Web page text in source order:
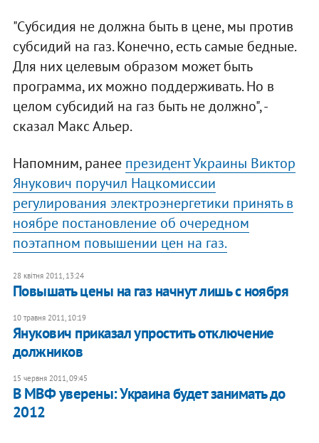
"Субсидия не должна быть в цене, мы против
субсидий на газ. Конечно, есть самые бедные.
Для них целевым образом может быть
программа, их можно поддерживать. Но в
целом субсидий на газ быть не должно", -
сказал Макс Альер.
Напомним, ранее президент Украины Виктор
Янукович поручил Нацкомиссии
регулирования электроэнергетики принять в
ноябре постановление об очередном
поэтапном повышении цен на газ.
28 квітня 2011, 13:24
Повышать цены на газ начнут лишь с ноября
10 травня 2011, 10:19
Янукович приказал упростить отключение
должников
15 червня 2011, 09:45
В МВФ уверены: Украина будет занимать до
2012